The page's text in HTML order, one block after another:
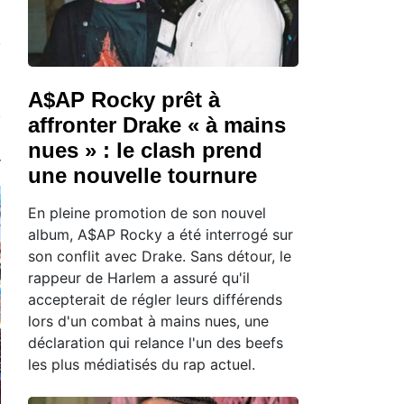
A$AP Rocky prêt à
affronter Drake « à mains
nues » : le clash prend
une nouvelle tournure
En pleine promotion de son nouvel
album, A$AP Rocky a été interrogé sur
son conflit avec Drake. Sans détour, le
rappeur de Harlem a assuré qu'il
accepterait de régler leurs différends
lors d'un combat à mains nues, une
déclaration qui relance l'un des beefs
les plus médiatisés du rap actuel.